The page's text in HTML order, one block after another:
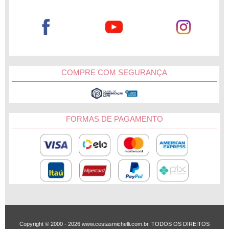
momento especial na sua vida.
Ananindeua
Marab
Altamira
COMPRE COM SEGURANÇA
FORMAS DE PAGAMENTO
Copyright © 2000 - ­2026 www.cestasmichelli.com.br, TODOS OS DIREITOS